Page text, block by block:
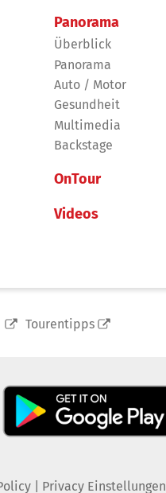
Panorama
Überblick
Panorama
Auto / Motor
Gesundheit
Multimedia
Backstage
OnTour
Videos
Tourentipps
| Privacy Einstellungen